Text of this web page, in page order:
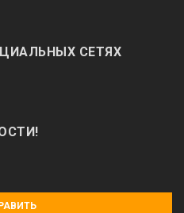
СЕТЯХ